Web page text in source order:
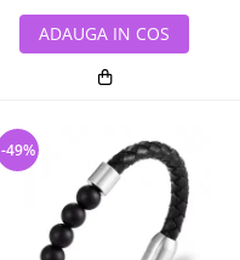
ADAUGA IN COS
-49%